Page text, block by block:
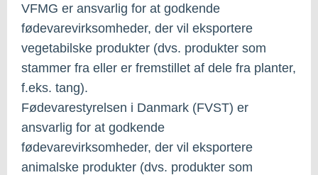
VFMG er ansvarlig for at godkende
fødevarevirksomheder, der vil eksportere
vegetabilske produkter (dvs. produkter som
stammer fra eller er fremstillet af dele fra planter,
f.eks. tang).
Fødevarestyrelsen i Danmark (FVST) er
ansvarlig for at godkende
fødevarevirksomheder, der vil eksportere
animalske produkter (dvs. produkter som